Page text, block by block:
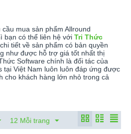
mua sản phẩm Allround
bạn có thể liên hệ với Tri Thức
tiết về sản phẩm có bản quyền
như được hỗ trợ giá tốt nhất thị
Software chính là đối tác của
tại Việt Nam luôn luôn đáp ứng được
cho khách hàng lớn nhỏ trong cả
12 Mỗi trang